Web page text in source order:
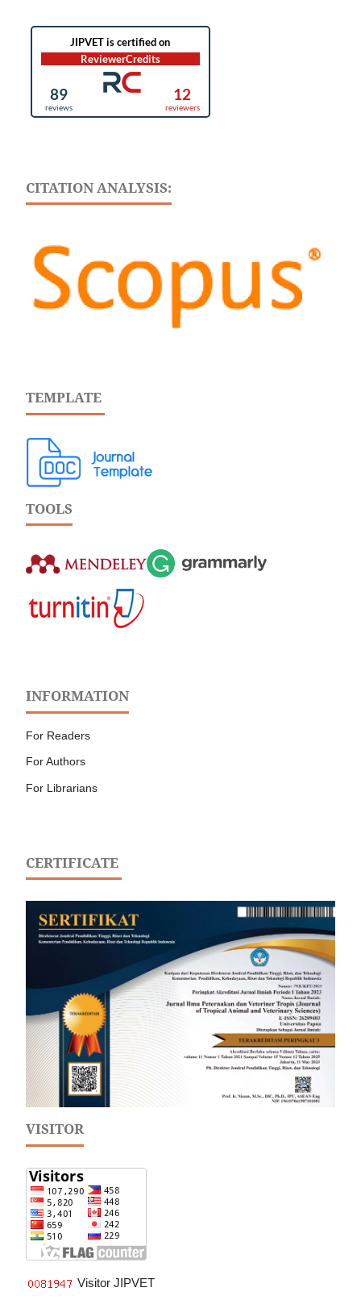
CITATION ANALYSIS:
TEMPLATE
TOOLS
INFORMATION
For Readers
For Authors
For Librarians
CERTIFICATE
VISITOR
Visitor JIPVET